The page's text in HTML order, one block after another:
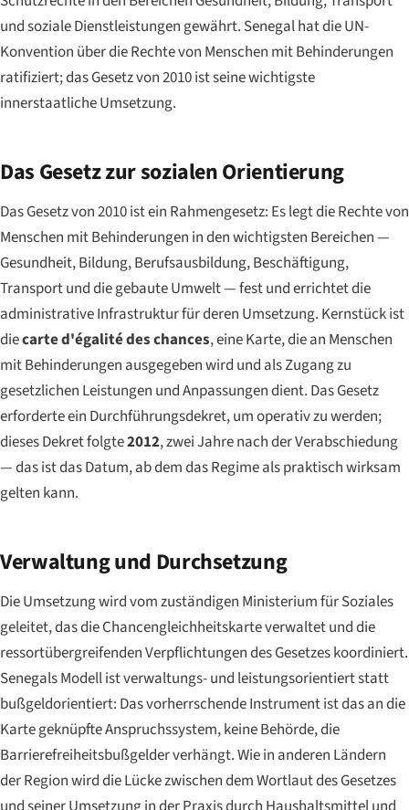
und soziale Dienstleistungen gewährt. Senegal hat die UN-
Konvention über die Rechte von Menschen mit Behinderungen
ratifiziert; das Gesetz von 2010 ist seine wichtigste
innerstaatliche Umsetzung.
Das Gesetz zur sozialen Orientierung
Das Gesetz von 2010 ist ein Rahmengesetz: Es legt die Rechte von
Menschen mit Behinderungen in den wichtigsten Bereichen —
Gesundheit, Bildung, Berufsausbildung, Beschäftigung,
Transport und die gebaute Umwelt — fest und errichtet die
administrative Infrastruktur für deren Umsetzung. Kernstück ist
diecarte d'égalité des chances, eine Karte, die an Menschen
mit Behinderungen ausgegeben wird und als Zugang zu
gesetzlichen Leistungen und Anpassungen dient. Das Gesetz
erforderte ein Durchführungsdekret, um operativ zu werden;
dieses Dekret folgte2012, zwei Jahre nach der Verabschiedung
— das ist das Datum, ab dem das Regime als praktisch wirksam
gelten kann.
Verwaltung und Durchsetzung
Die Umsetzung wird vom zuständigen Ministerium für Soziales
geleitet, das die Chancengleichheitskarte verwaltet und die
ressortübergreifenden Verpflichtungen des Gesetzes koordiniert.
Senegals Modell ist verwaltungs- und leistungsorientiert statt
bußgeldorientiert: Das vorherrschende Instrument ist das an die
Karte geknüpfte Anspruchssystem, keine Behörde, die
Barrierefreiheitsbußgelder verhängt. Wie in anderen Ländern
der Region wird die Lücke zwischen dem Wortlaut des Gesetzes